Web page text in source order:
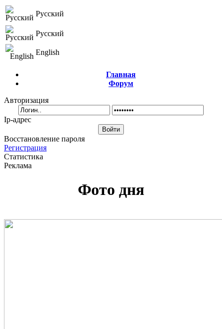
Русский
Русский
English
Главная
Форум
Авторизация
Ip-адрес
Восстановление пароля
Регистрация
Статистика
Реклама
Фото дня